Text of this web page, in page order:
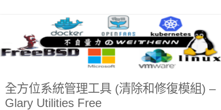
全方位系統管理工具 (清除和修復模組) –
Glary Utilities Free